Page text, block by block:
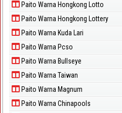
Paito Warna Hongkong Lotto
Paito Warna Hongkong Lottery
Paito Warna Kuda Lari
Paito Warna Pcso
Paito Warna Bullseye
Paito Warna Taiwan
Paito Warna Magnum
Paito Warna Chinapools